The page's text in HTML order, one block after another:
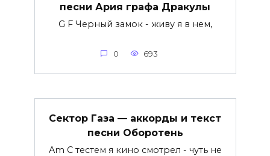
песни Ария графа Дракулы
G F Черный замок - живу я в нем,
0 693
Сектор Газа — аккорды и текст
песни Оборотень
Am С тестем я кино смотрел - чуть не